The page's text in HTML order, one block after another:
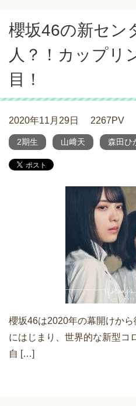
櫻坂46の新セン
人？！カップリ
目！
2020年11月29日 2267PV
2期生 山﨑天 森田ひ
櫻坂46は2020年の幕開けか
にはじまり、世界的な新型コ
自 […]